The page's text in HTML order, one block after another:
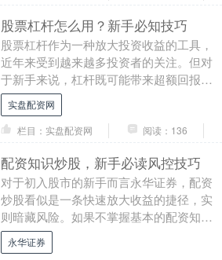
股票杠杆怎么用？新手必知技巧
股票杠杆作为一种放大投资收益的工具，
近年来受到越来越多投资者的关注。但对
于新手来说，杠杆既可能带来超额回报，
也可能放大亏损风险。本文将系统介绍股
票杠杆的使用方法....
实盘配资网
栏目：实盘配资网
阅读：136
配资知识炒股，新手必读风控技巧
对于初入股市的新手而言永华证券，配资
炒股看似是一条快速放大收益的捷径，实
则暗藏风险。如果不掌握基本的配资知识
和风控技巧，本金可能在短时间内蒸发殆
尽。本文将为新手....
永华证券